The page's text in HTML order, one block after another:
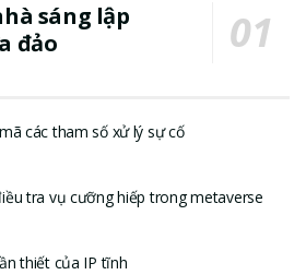
sáng lập
đảo
các tham số xử lý sự cố
tra vụ cưỡng hiếp trong metaverse
thiết của IP tĩnh